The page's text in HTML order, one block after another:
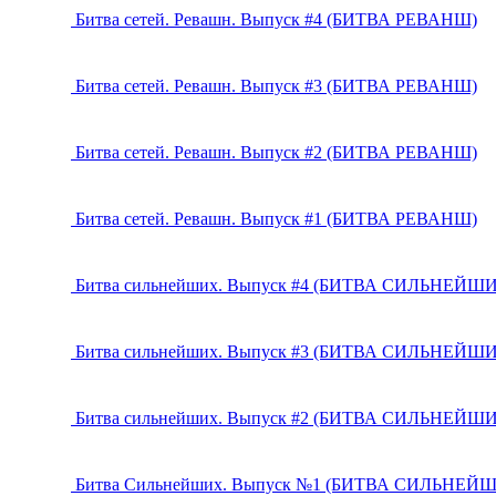
Битва сетей. Ревашн. Выпуск #4 (БИТВА РЕВАНШ)
Битва сетей. Ревашн. Выпуск #3 (БИТВА РЕВАНШ)
Битва сетей. Ревашн. Выпуск #2 (БИТВА РЕВАНШ)
Битва сетей. Ревашн. Выпуск #1 (БИТВА РЕВАНШ)
Битва сильнейших. Выпуск #4 (БИТВА
Битва сильнейших. Выпуск #3 (БИТВА
Битва сильнейших. Выпуск #2 (БИТВА
Битва Сильнейших. Выпуск №1 (БИТВА